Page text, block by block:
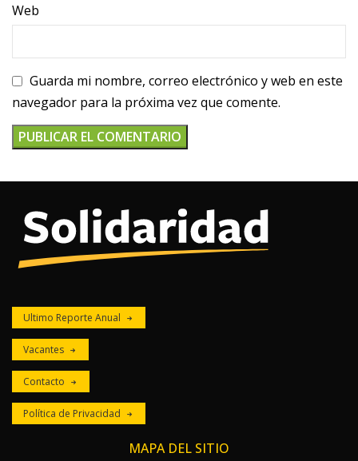
Web
Guarda mi nombre, correo electrónico y web en este
navegador para la próxima vez que comente.
Ultimo Reporte Anual
Vacantes
Contacto
Política de Privacidad
MAPA DEL SITIO